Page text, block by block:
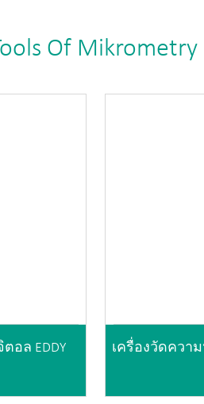
Of Mikrometry
อล EDDY
เครื่องวัดควา